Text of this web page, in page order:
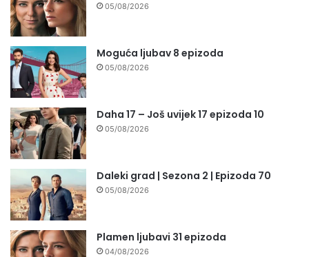
05/08/2026
Moguća ljubav 8 epizoda
05/08/2026
Daha 17 – Još uvijek 17 epizoda 10
05/08/2026
Daleki grad | Sezona 2 | Epizoda 70
05/08/2026
Plamen ljubavi 31 epizoda
04/08/2026